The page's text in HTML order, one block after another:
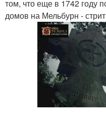
том, что еще в 1742 году
домов на Мельбурн -